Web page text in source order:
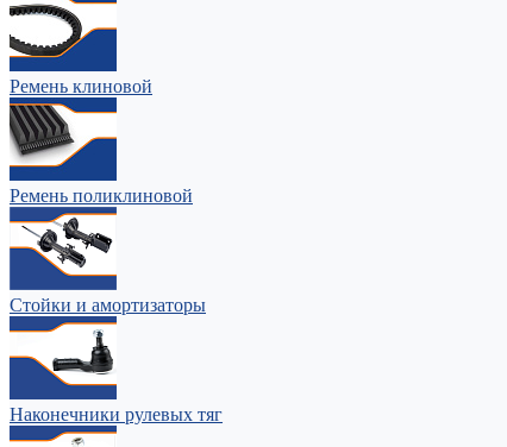
Ремень клиновой
Ремень поликлиновой
Стойки и амортизаторы
Наконечники рулевых тяг